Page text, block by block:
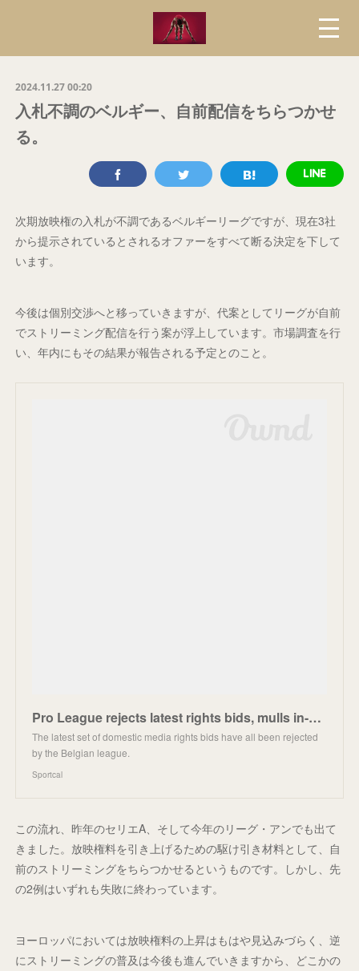
2024.11.27 00:20
入札不調のベルギー、自前配信をちらつかせ
る。
次期放映権の入札が不調であるベルギーリーグですが、現在3社
から提示されているとされるオファーをすべて断る決定を下して
います。
今後は個別交渉へと移っていきますが、代案としてリーグが自前
でストリーミング配信を行う案が浮上しています。市場調査を行
い、年内にもその結果が報告される予定とのこと。
Pro League rejects latest rights bids, mulls in-house channel - Sportcal
The latest set of domestic media rights bids have all been rejected
by the Belgian league.
Sportcal
この流れ、昨年のセリエA、そして今年のリーグ・アンでも出て
きました。放映権料を引き上げるための駆け引き材料として、自
前のストリーミングをちらつかせるというものです。しかし、先
の2例はいずれも失敗に終わっています。
ヨーロッパにおいては放映権料の上昇はもはや見込みづらく、逆
にストリーミングの普及は今後も進んでいきますから、どこかの